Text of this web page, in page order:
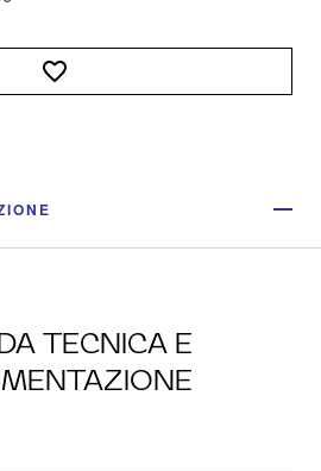
TECNICA E